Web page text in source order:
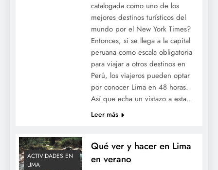
catalogada como uno de los
mejores destinos turísticos del
mundo por el New York Times?
Entonces, si se llega a la capital
peruana como escala obligatoria
para viajar a otros destinos en
Perú, los viajeros pueden optar
por conocer Lima en 48 horas.
Así que echa un vistazo a esta…
Leer más
ACTIVIDADES EN
LIMA
Qué ver y hacer en Lima
en verano